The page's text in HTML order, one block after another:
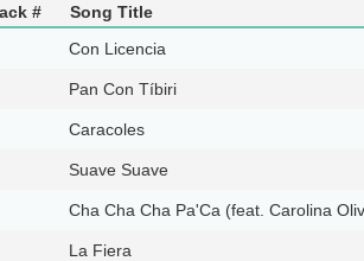
#
Song Title
Con Licencia
Pan Con Tíbiri
Caracoles
Suave Suave
Cha Cha Cha Pa'Ca (feat. Carolina
La Fiera